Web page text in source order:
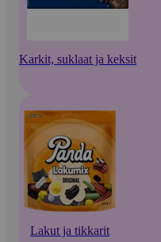
Karkit, suklaat ja keksit
Lakut ja tikkarit